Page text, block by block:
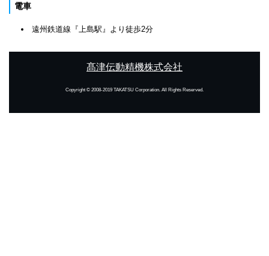
電車
遠州鉄道線『上島駅』より徒歩2分
髙津伝動精機株式会社
Copyright © 2008-2019 TAKATSU Corporation. All Rights Reserved.